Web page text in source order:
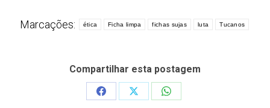
Marcações: ética Ficha limpa fichas sujas luta Tucanos
Compartilhar esta postagem
Share Share Share